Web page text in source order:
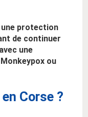
protection
de continuer
une
ou
Corse ?